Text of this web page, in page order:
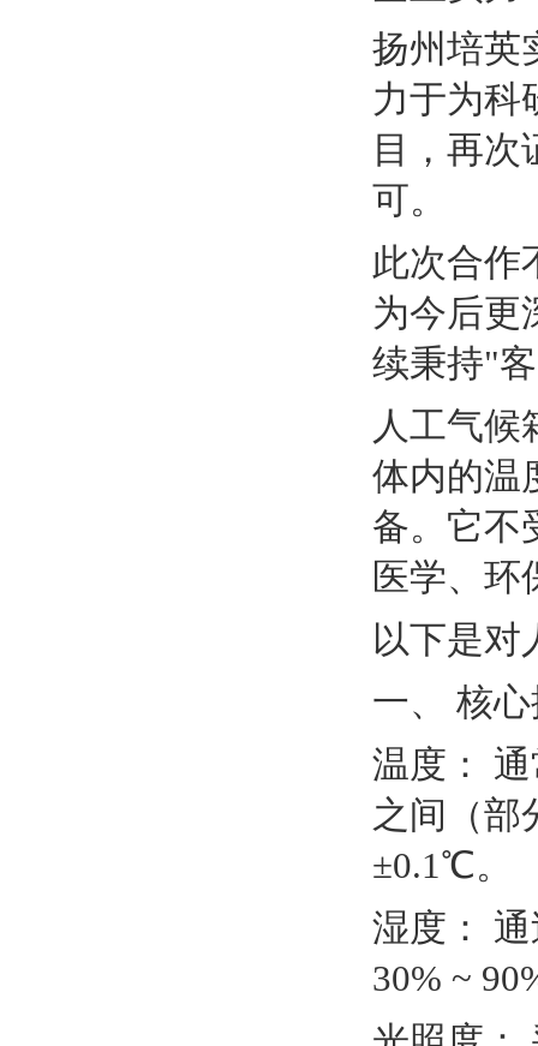
扬州培英
力于为科
目，再
可。
此次合作
为今后更
续秉持"
人工气候
体内的温
备。它不
医学、环
以下是对
一、 核
温度：
之间（部
±0.1℃。
湿度：
30% ~